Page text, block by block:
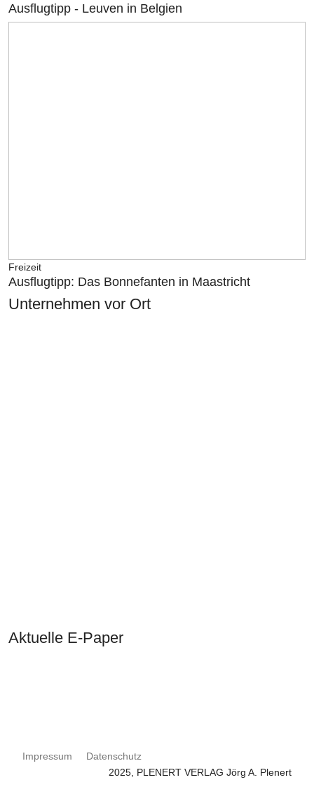
Ausflugtipp - Leuven in Belgien
Freizeit
Ausflugtipp: Das Bonnefanten in Maastricht
Unternehmen vor Ort
Aktuelle E-Paper
Impressum
Datenschutz
2025, PLENERT VERLAG Jörg A. Plenert